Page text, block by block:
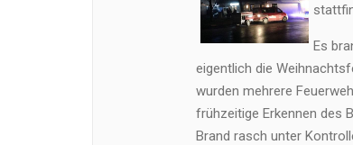
Es
eigentlich die
wurden mehrere
frühzeitige Erkennen des
Brand rasch unter